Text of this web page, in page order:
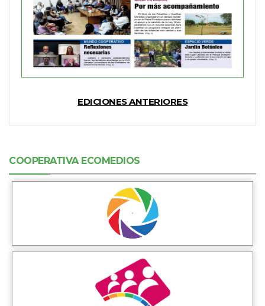
EDICIONES ANTERIORES
COOPERATIVA ECOMEDIOS